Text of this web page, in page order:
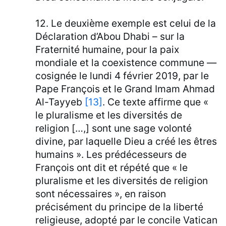
12. Le deuxième exemple est celui de la
Déclaration d’Abou Dhabi – sur la
Fraternité humaine, pour la paix
mondiale et la coexistence commune —
cosignée le lundi 4 février 2019, par le
Pape François et le Grand Imam Ahmad
Al-Tayyeb [13]. Ce texte affirme que «
le pluralisme et les diversités de
religion […,] sont une sage volonté
divine, par laquelle Dieu a créé les êtres
humains ». Les prédécesseurs de
François ont dit et répété que « le
pluralisme et les diversités de religion
sont nécessaires », en raison
précisément du principe de la liberté
religieuse, adopté par le concile Vatican